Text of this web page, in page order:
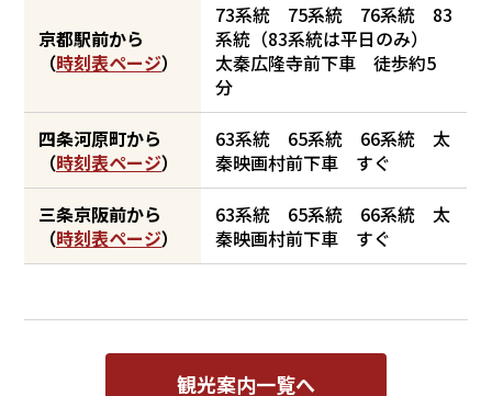
京都駅前から
（時刻表ページ）
73系統 75系統 76系統 83
系統（83系統は平日のみ）
太秦広隆寺前下車 徒歩約5
分
四条河原町から
（時刻表ページ）
63系統 65系統 66系統 太
秦映画村前下車 すぐ
三条京阪前から
（時刻表ページ）
63系統 65系統 66系統 太
秦映画村前下車 すぐ
観光案内一覧へ